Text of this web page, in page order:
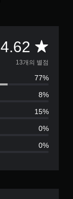
4.62 총
1
3
별
으
13개의 별점
77%
8%
15%
0%
0%